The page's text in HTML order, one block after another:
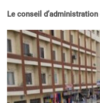
Le conseil